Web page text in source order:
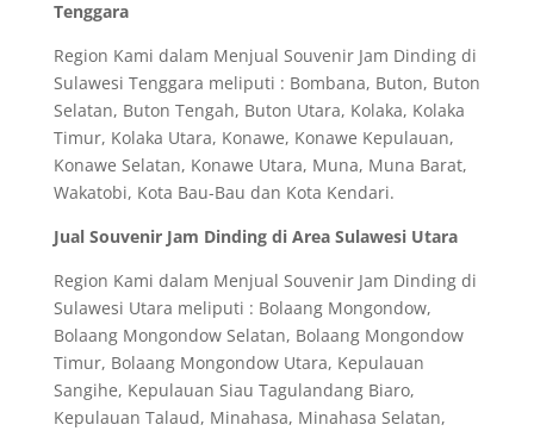
Tenggara
Region Kami dalam Menjual Souvenir Jam Dinding di
Sulawesi Tenggara meliputi : Bombana, Buton, Buton
Selatan, Buton Tengah, Buton Utara, Kolaka, Kolaka
Timur, Kolaka Utara, Konawe, Konawe Kepulauan,
Konawe Selatan, Konawe Utara, Muna, Muna Barat,
Wakatobi, Kota Bau-Bau dan Kota Kendari.
Jual Souvenir Jam Dinding di Area Sulawesi Utara
Region Kami dalam Menjual Souvenir Jam Dinding di
Sulawesi Utara meliputi : Bolaang Mongondow,
Bolaang Mongondow Selatan, Bolaang Mongondow
Timur, Bolaang Mongondow Utara, Kepulauan
Sangihe, Kepulauan Siau Tagulandang Biaro,
Kepulauan Talaud, Minahasa, Minahasa Selatan,